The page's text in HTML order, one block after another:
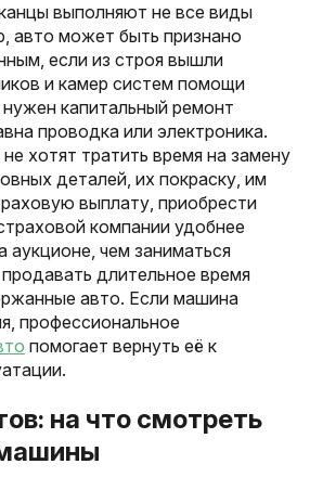
выполняют не все виды
авто может быть признано
если из строя вышли
и камер систем помощи
капитальный ремонт
проводка или электроника.
хотят тратить время на замену
деталей, их покраску, им
выплату, приобрести
компании удобнее
аукционе, чем заниматься
длительное время
авто. Если машина
профессиональное
помогает вернуть её к
на что смотреть